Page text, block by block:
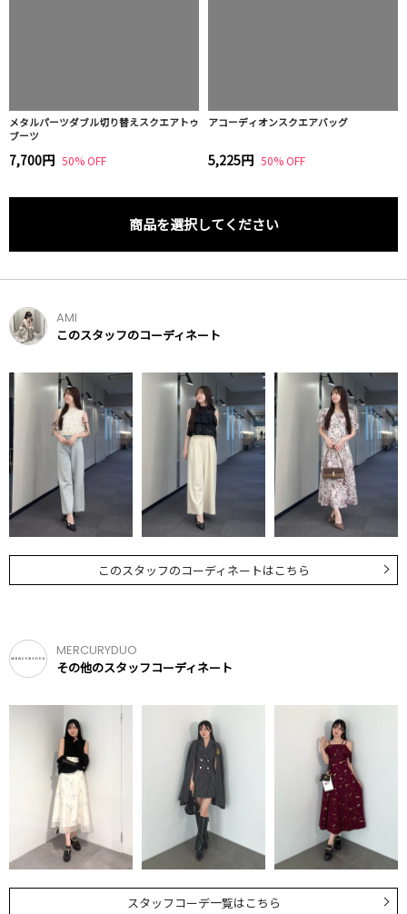
メタルパーツダブル切り替えスクエアトゥ
ブーツ
7,700円 50% OFF
アコーディオンスクエアバッグ
5,225円 50% OFF
商品を選択してください
AMI
このスタッフのコーディネート
このスタッフのコーディネートはこちら
MERCURYDUO
その他のスタッフコーディネート
スタッフコーデ一覧はこちら